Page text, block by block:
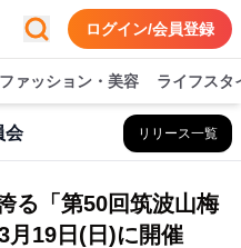
ログイン/会員登録
ファッション・美容 ライフスタ
会 リリース一覧
る「第50回筑波山梅
月19日(日)に開催